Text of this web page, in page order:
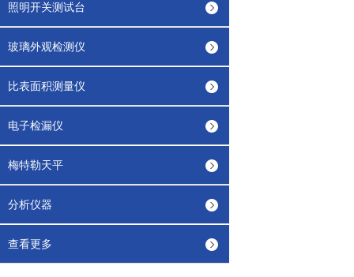
照明开关测试台
玻璃外观检测仪
比表面积测量仪
电子检漏仪
梅特勒天平
分析仪器
查看更多